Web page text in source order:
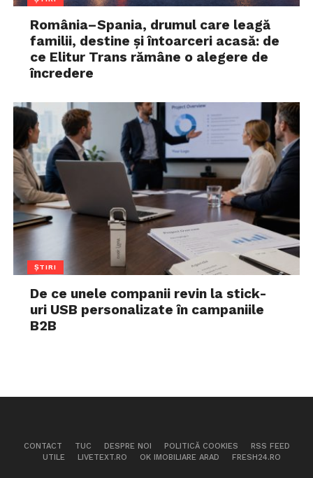
România–Spania, drumul care leagă
familii, destine și întoarceri acasă: de
ce Elitur Trans rămâne o alegere de
încredere
ȘTIRI
De ce unele companii revin la stick-
uri USB personalizate în campaniile
B2B
CONTACT TUC DESPRE NOI POLITICĂ COOKIES
RSS FEED
UTILE
LIVETEXT.RO OK IMOBILIARE ARAD FRESH24.RO